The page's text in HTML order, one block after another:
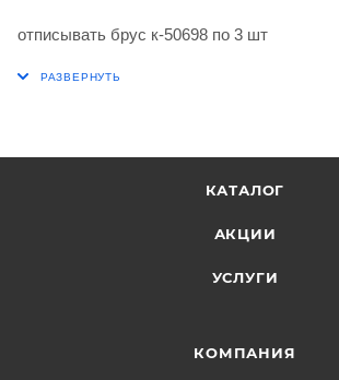
отписывать брус к-50698 по 3 шт
КАТАЛОГ
АКЦИИ
УСЛУГИ
КОМПАНИЯ